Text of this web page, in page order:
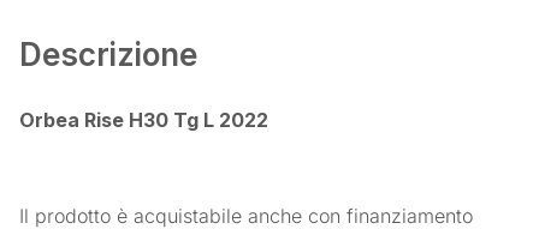
Descrizione
Orbea Rise H30 Tg L 2022
Il prodotto è acquistabile anche con finanziamento